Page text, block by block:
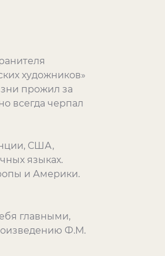
художников»
прожил за
всегда черпал
США,
языках.
и Америки.
главными,
Ф.М.